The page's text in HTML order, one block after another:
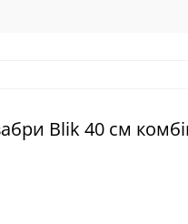
Blik 40 см